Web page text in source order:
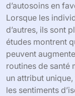
d’autosoins en
Lorsque les
d’autres, ils sont
études montrent
peuvent
routines de santé
un attribut
les sentiments